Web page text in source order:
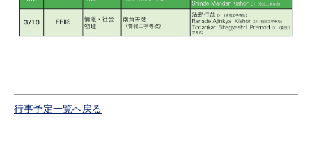
行事予定一覧へ戻る